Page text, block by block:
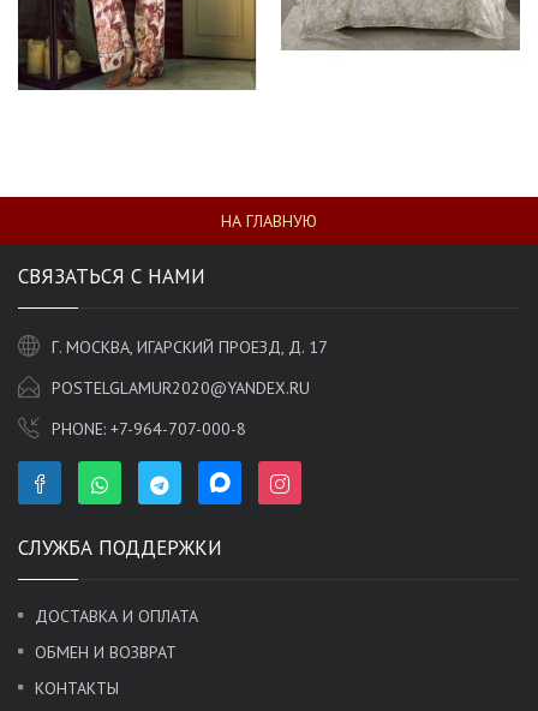
НА ГЛАВНУЮ
СВЯЗАТЬСЯ С НАМИ
Г. МОСКВА, ИГАРСКИЙ ПРОЕЗД, Д. 17
POSTELGLAMUR2020@YANDEX.RU
PHONE: +7-964-707-000-8
СЛУЖБА ПОДДЕРЖКИ
ДОСТАВКА И ОПЛАТА
ОБМЕН И ВОЗВРАТ
КОНТАКТЫ